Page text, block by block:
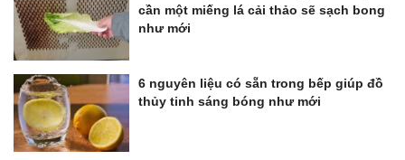
cần một miếng lá cải thảo sẽ sạch bong
như mới
6 nguyên liệu có sẵn trong bếp giúp đồ
thủy tinh sáng bóng như mới